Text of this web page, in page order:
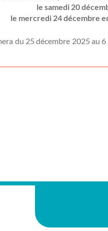
le samedi 20
le mercredi 24 décembre
du 25 décembre 2025 au